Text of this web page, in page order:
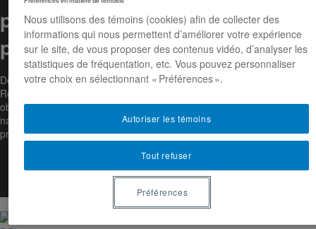
plus à risque de développer des
problèmes majeurs de santé
De nouvelles données de surveillance de santé de la population de
Rouyn-Noranda indiquent que le nombre de maladies pulmonaires
obstructives chroniques (MPOC), de cancers du poumon et de
naissances d'enfants de faibles poids est plus élevé que la moyenne
provinciale.
Nous utilisons des témoins (cookies) afin de collecter des
informations qui nous permettent d’améliorer votre expérience
sur le site, de vous proposer des contenus vidéo, d’analyser les
statistiques de fréquentation, etc. Vous pouvez personnaliser
votre choix en sélectionnant « Préférences ».
Tout refuser
Autoriser les témoins
Préférences